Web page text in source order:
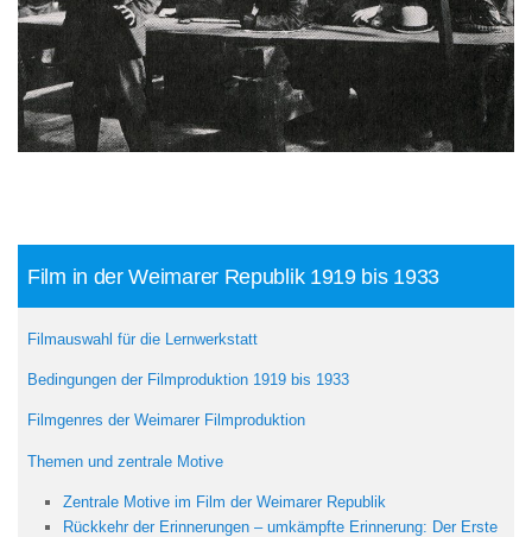
Film in der Weimarer Republik 1919 bis 1933
Filmauswahl für die Lernwerkstatt
Bedingungen der Filmproduktion 1919 bis 1933
Filmgenres der Weimarer Filmproduktion
Themen und zentrale Motive
Zentrale Motive im Film der Weimarer Republik
Rückkehr der Erinnerungen – umkämpfte Erinnerung: Der Erste